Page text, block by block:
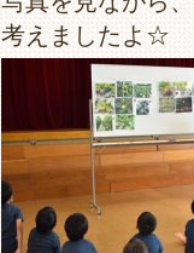
考えましたよ☆